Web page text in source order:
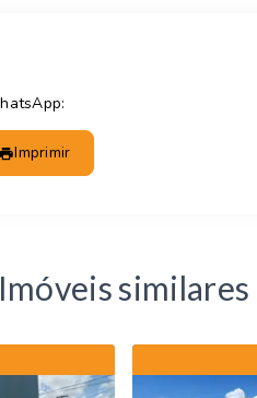
Imprimir
Imóveis similares